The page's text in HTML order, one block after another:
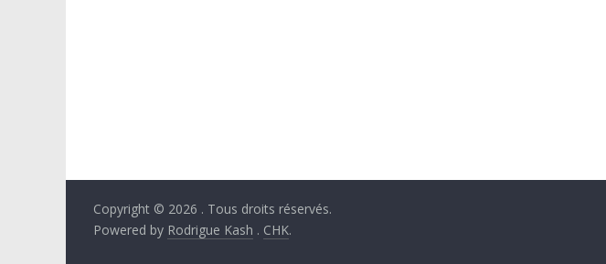
Copyright © 2026 . Tous droits réservés.
Powered by Rodrigue Kash . CHK.